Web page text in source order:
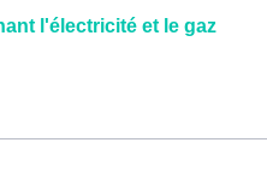
l'électricité et le gaz